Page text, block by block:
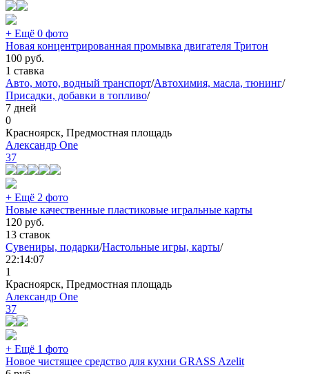
+ Ещё 0 фото
Новая концентрированная промывка двигателя Тритон
100 руб.
1 ставка
Авто, мото, водный транспорт/Автохимия, масла, тюнинг/
Присадки, добавки в топливо/
7 дней
0
Красноярск, Предмостная площадь
Александр One
37
+ Ещё 2 фото
Новые качественные пластиковые игральные карты
120 руб.
13 ставок
Сувениры, подарки/Настольные игры, карты/
22:14:07
1
Красноярск, Предмостная площадь
Александр One
37
+ Ещё 1 фото
Новое чистящее средство для кухни GRASS Azelit